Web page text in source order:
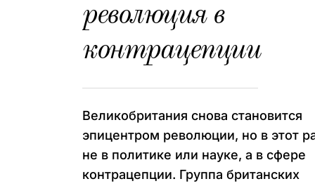
революция в
контрацепции
Великобритания снова становится
эпицентром революции, но в этот
не в политике или науке, а в сфере
контрацепции. Группа британских